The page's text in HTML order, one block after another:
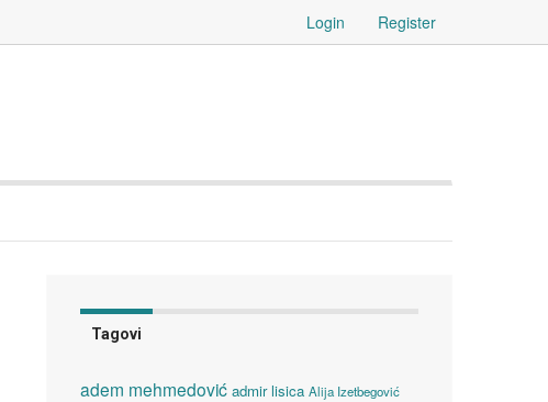
Login Register
Tagovi
adem mehmedović admir lisica Alija Izetbegović